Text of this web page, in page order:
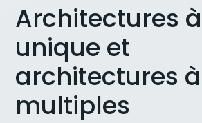
Architectures
unique et
architectures
multiples